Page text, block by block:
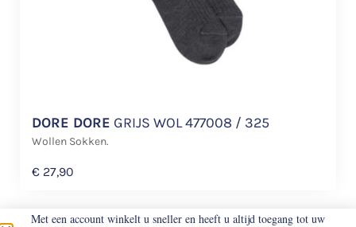
DORE DORE GRIJS WOL 477008 / 325
Wollen Sokken.
€ 27,90
Met een account winkelt u sneller en heeft u altijd toegang tot uw